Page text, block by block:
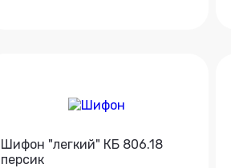
Шифон "легкий" КБ 806.18
персик